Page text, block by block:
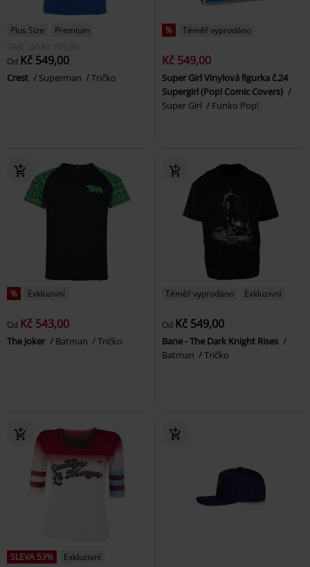
Plus Size
Premium
DMC Od Kč 799,00
Od Kč 549,00
Crest Superman Tričko
% Téměř vyprodáno
Kč 549,00
Super Girl Vinylová figurka č.24
Supergirl (Pop! Comic Covers)
Super Girl
Funko Pop!
% Exkluzivní
Od Kč 543,00
The Joker Batman Tričko
Téměř vyprodáno Exkluzivní
Od Kč 549,00
Bane - The Dark Knight Rises
Batman
Tričko
SLEVA 53%
Exkluzivní